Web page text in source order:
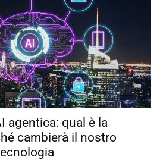
agentica: qual è la
cambierà il nostro